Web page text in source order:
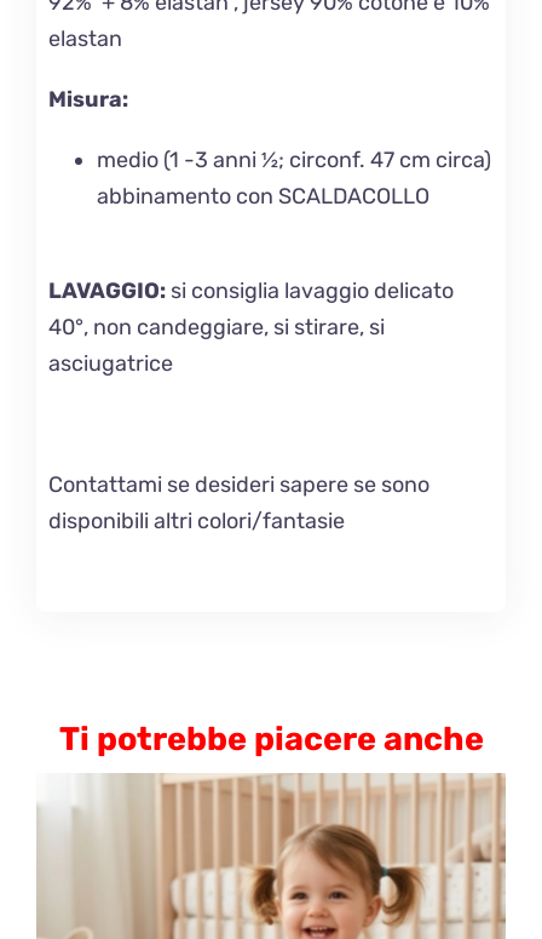
elastan
Misura:
medio (1 -3 anni ½; circonf. 47 cm circa)
abbinamento con SCALDACOLLO
LAVAGGIO:si consiglia lavaggio delicato
40°, non candeggiare, si stirare, si
asciugatrice
Contattami se desideri sapere se sono
disponibili altri colori/fantasie
Ti potrebbe piacere anche